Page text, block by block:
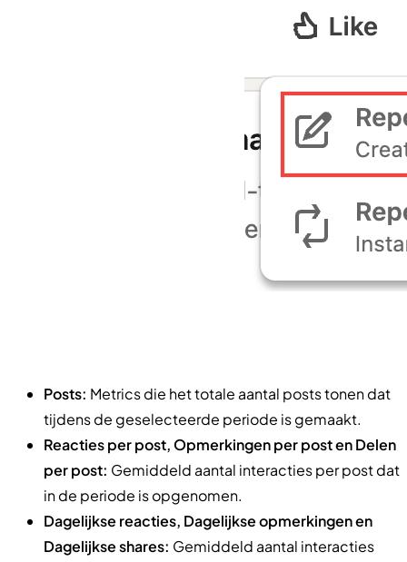
Posts: Metrics die het totale aantal posts tonen dat
tijdens de geselecteerde periode is gemaakt.
Reacties per post, Opmerkingen per post en Delen
per post: Gemiddeld aantal interacties per post dat
in de periode is opgenomen.
Dagelijkse reacties, Dagelijkse opmerkingen en
Dagelijkse shares: Gemiddeld aantal interacties